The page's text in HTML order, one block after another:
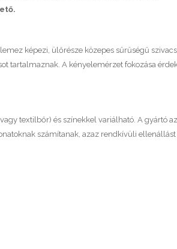
képezi, ülőrésze közepes sűrűségű
tartalmaznak. A kényelemérzet fokozása
textilbőr) és színekkel variálható. A gyártó
számítanak, azaz rendkívüli